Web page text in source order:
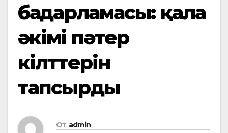
бағдарламасы: қала
әкімі пәтер
кілттерін
тапсырды
От admin